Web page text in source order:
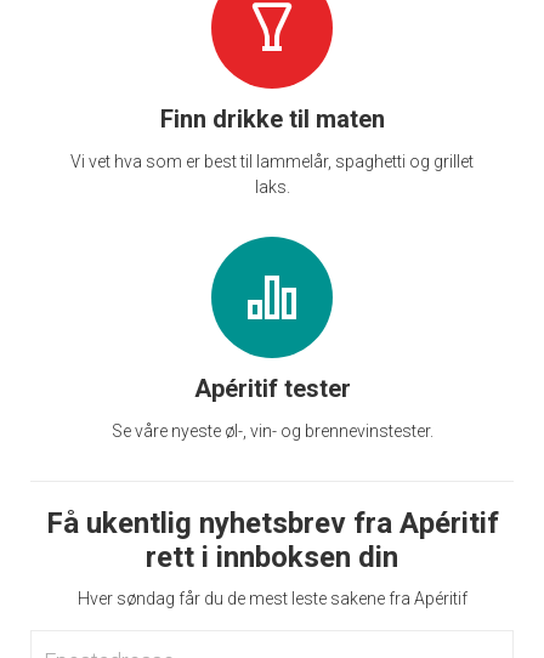
Finn drikke til maten
Vi vet hva som er best til lammelår, spaghetti og grillet
laks.
Apéritif tester
Se våre nyeste øl-, vin- og brennevinstester.
Få ukentlig nyhetsbrev fra Apéritif
rett i innboksen din
Hver søndag får du de mest leste sakene fra Apéritif